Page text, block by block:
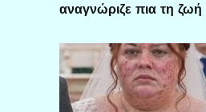
αναγνώριζε πια τη ζωή